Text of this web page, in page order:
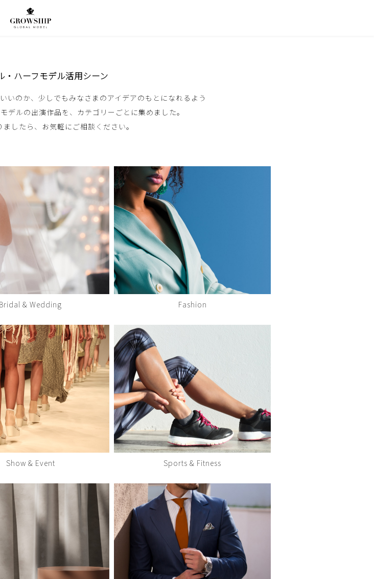
・ハーフモデル活用シーン
いのか、少しでもみなさまのアイデアのもとになれるよう
ルの出演作品を、カテゴリーごとに集めました。
したら、お気軽にご相談ください。
Bridal & Wedding Fashion
Show & Event Sports & Fitness